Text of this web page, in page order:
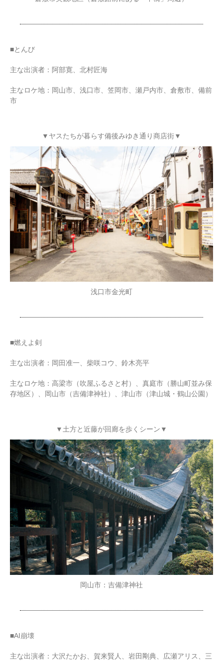
■とんび
主な出演者：阿部寛、北村匠海
主なロケ地：岡山市、浅口市、笠岡市、瀬戸内市、倉敷市、備前
市
▼ヤスたちが暮らす備後みゆき通り商店街▼
浅口市金光町
■燃えよ剣
主な出演者：岡田准一、柴咲コウ、鈴木亮平
主なロケ地：高梁市（吹屋ふるさと村）、真庭市（勝山町並み保
存地区）、岡山市（吉備津神社）、津山市（津山城・鶴山公園）
▼土方と近藤が回廊を歩くシーン▼
岡山市：吉備津神社
■AI崩壊
主な出演者：大沢たかお、賀来賢人、岩田剛典、広瀬アリス、三